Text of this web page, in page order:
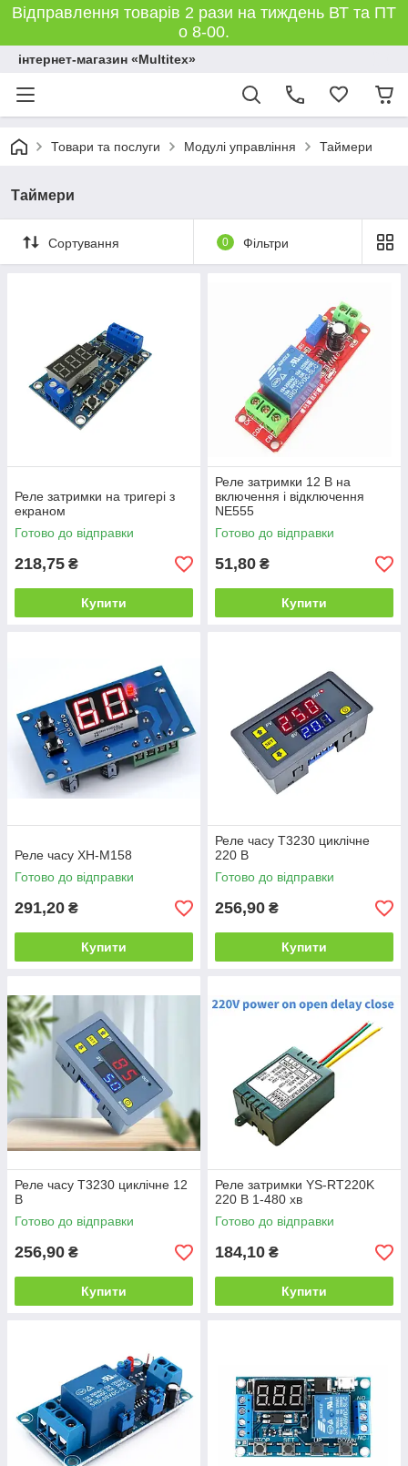
Відправлення товарів 2 рази на тиждень ВТ та ПТ
о 8-00.
інтернет-магазин «Multitex»
Товари та послуги Модулі управління Таймери
Таймери
Сортування 0 Фільтри
Реле затримки на тригері з
екраном
Готово до відправки
218,75 ₴
Купити
Реле затримки 12 В на
включення і відключення
NE555
Готово до відправки
51,80 ₴
Купити
Реле часу XH-M158
Готово до відправки
291,20 ₴
Купити
Реле часу T3230 циклічне
220 В
Готово до відправки
256,90 ₴
Купити
Реле часу T3230 циклічне 12
В
Готово до відправки
256,90 ₴
Купити
Реле затримки YS-RT220K
220 В 1-480 хв
Готово до відправки
184,10 ₴
Купити